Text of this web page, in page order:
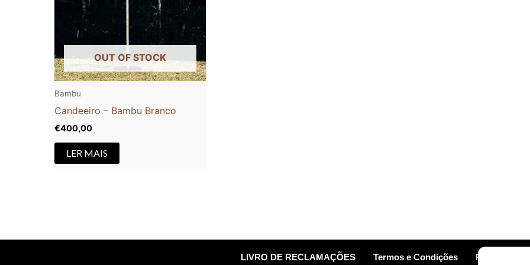
OUT OF STOCK
Bambu
Candeeiro – Bambu Branco
€400,00
LER MAIS
LIVRO DE RECLAMAÇÕES Termos e Condições Política de